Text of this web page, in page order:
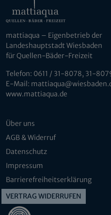
mattiaqua – Eigenbetrieb der
Landeshauptstadt Wiesbaden
für Quellen-Bäder-Freizeit
Telefon: 0611 / 31-8078, 31-
E-Mail:
www.mattiaqua.de
Über uns
AGB & Widerruf
Datenschutz
Impressum
Barrierefreiheitserklärung
VERTRAG WIDERRUFEN